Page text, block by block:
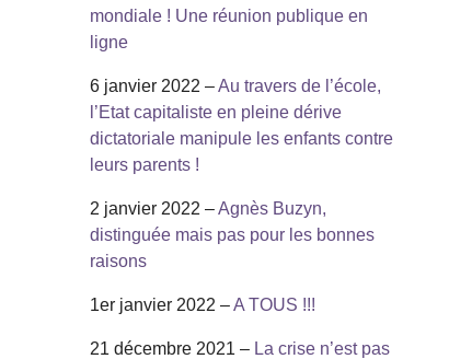
mondiale ! Une réunion publique en
ligne
6 janvier 2022 –Au travers de l’école,
l’Etat capitaliste en pleine dérive
dictatoriale manipule les enfants contre
leurs parents !
2 janvier 2022 –Agnès Buzyn,
distinguée mais pas pour les bonnes
raisons
1er janvier 2022 –A TOUS !!!
21 décembre 2021 – La crise n’est pas